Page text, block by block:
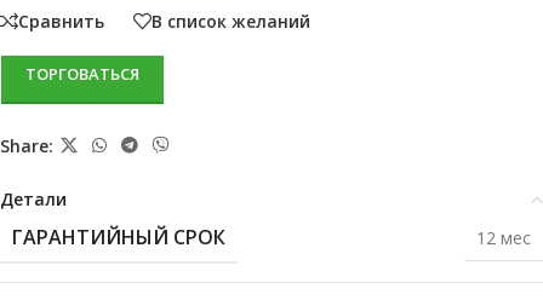
Сравнить В список желаний
ТОРГОВАТЬСЯ
Share:
Детали
ГАРАНТИЙНЫЙ СРОК 12 мес